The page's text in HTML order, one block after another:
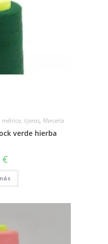
tijeras, Mercería
verde hierba
€